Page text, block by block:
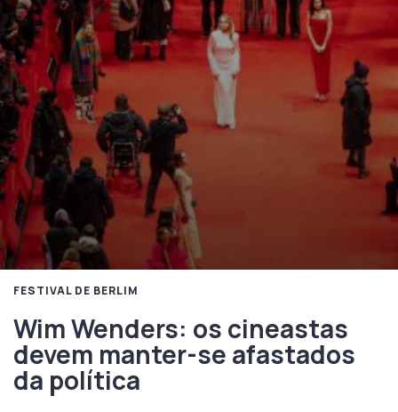
FESTIVAL DE BERLIM
Wim Wenders: os cineastas
devem manter-se afastados
da política